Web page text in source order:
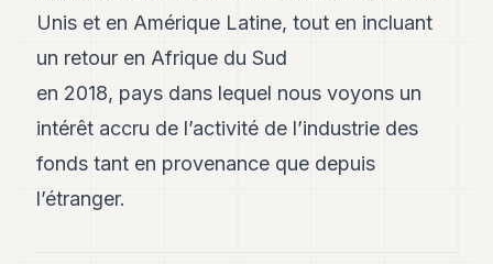
Unis et en Amérique Latine, tout en incluant
un retour en Afrique du Sud
en 2018, pays dans lequel nous voyons un
intérêt accru de l’activité de l’industrie des
fonds tant en provenance que depuis
l’étranger.